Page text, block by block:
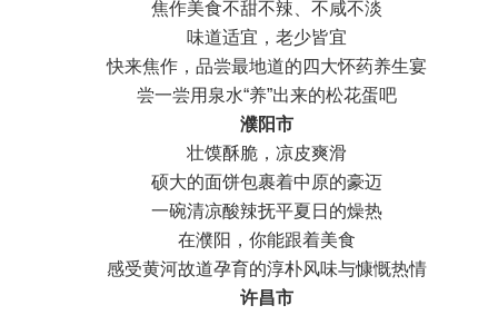
焦作美食不甜不辣、不咸不淡
味道适宜，老少皆宜
快来焦作，品尝最地道的四大怀药养生宴
尝一尝用泉水“养”出来的松花蛋吧
濮阳市
壮馍酥脆，凉皮爽滑
硕大的面饼包裹着中原的豪迈
一碗清凉酸辣抚平夏日的燥热
在濮阳，你能跟着美食
感受黄河故道孕育的淳朴风味与慷慨热情
许昌市